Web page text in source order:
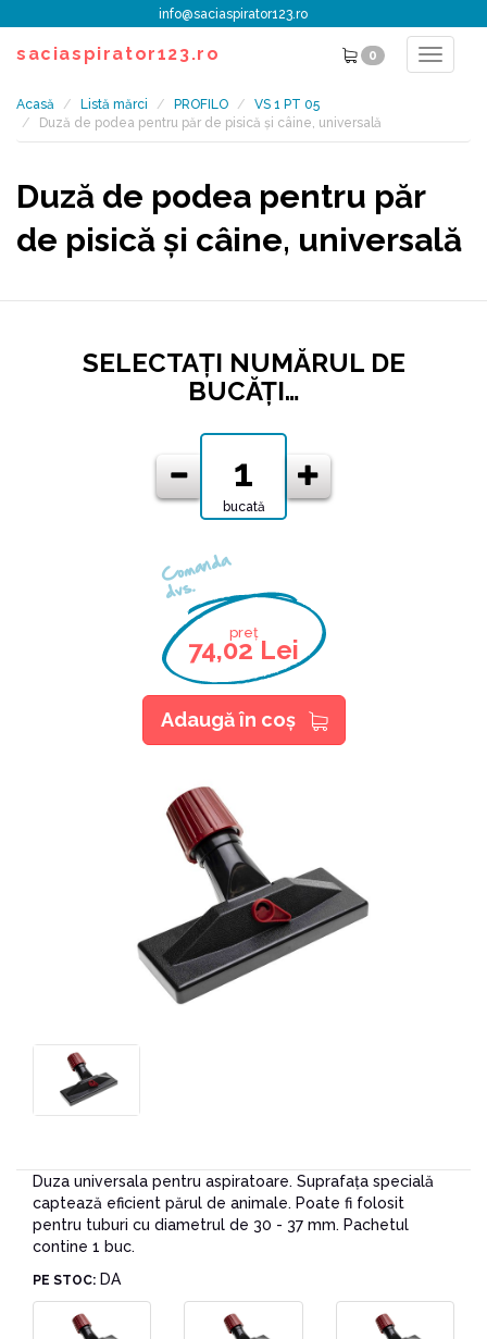
info@saciaspirator123.ro
saciaspirator123.ro 0
Toggle
Acasă Listă mărci PROFILO
VS 1 PT 05
Duză de podea pentru păr de pisică și câine, universală
Duză de podea pentru păr
de pisică și câine, universală
SELECTAŢI NUMĂRUL DE
BUCĂŢI…
bucată
Comanda
dvs.
preț
74,02 Lei
Adaugă în coş
Duza universala pentru aspiratoare. Suprafața specială
captează eficient părul de animale. Poate fi folosit
pentru tuburi cu diametrul de 30 - 37 mm. Pachetul
contine 1 buc.
PE STOC: DA